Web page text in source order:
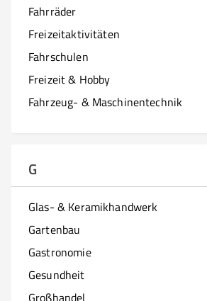
Fahrräder
Freizeitaktivitäten
Fahrschulen
Freizeit & Hobby
Fahrzeug- & Maschinentechnik
G
Glas- & Keramikhandwerk
Gartenbau
Gastronomie
Gesundheit
Großhandel